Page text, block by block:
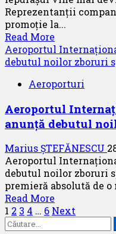
anunțat
programul
pentru
sezonul
2024
Reprezentanții
promoție la...
Read More
more
about
la
de
martie
de
la
China
Airlines
Aeroportul
debutul noilor zboruri
Aeroporturi
Aeroportul
anunță debutul
Marius ȘTEFĂNESCU
Aeroportul
debutul noilor zboruri
premieră absolută de o
Read More
more
Paginație
1 2 3 4 … 6 Next
Caută